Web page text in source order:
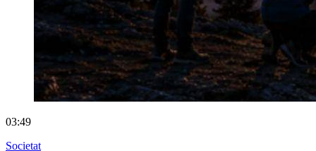
03:49
Societat